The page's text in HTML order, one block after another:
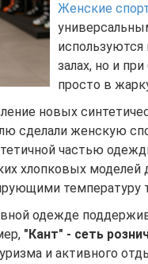
Женские
залах, но и
просто в
новых
сделали женскую
частью
хлопковых моделей
температуру
одежде
"Кант" - сеть
и активного